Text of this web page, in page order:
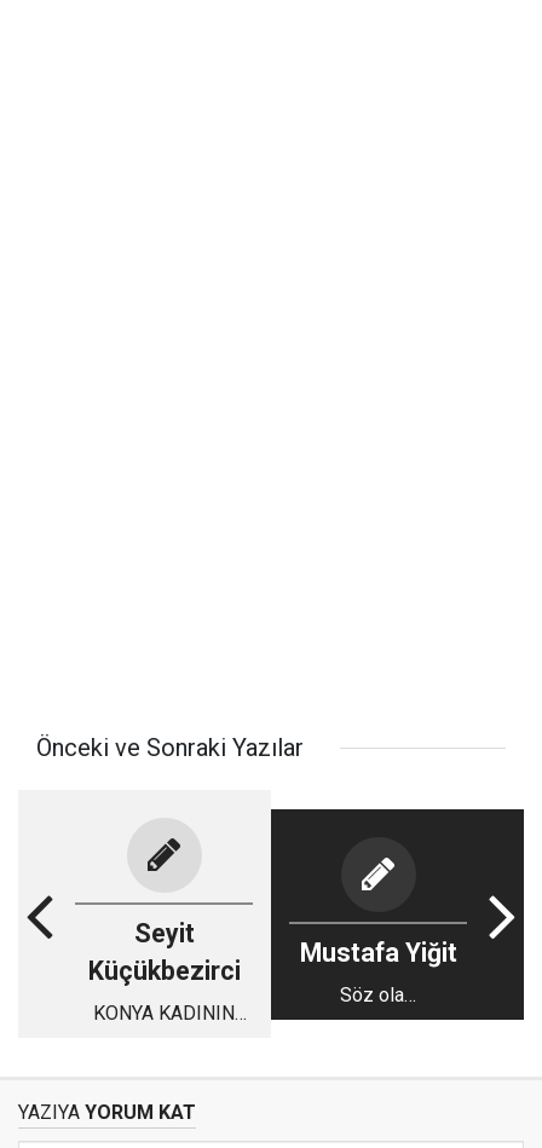
Önceki ve Sonraki Yazılar
Seyit
Küçükbezirci
KONYA KADININ
DERİNLİĞİ: 2
Mustafa Yiğit
Söz ola…
YAZIYA YORUM KAT